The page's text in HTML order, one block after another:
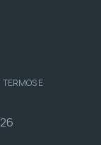
TERMOS E